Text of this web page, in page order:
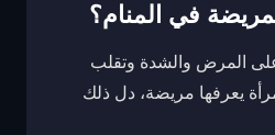
في المنام؟
المرض والشدة وتقلب
يعرفها مريضة، دل ذلك